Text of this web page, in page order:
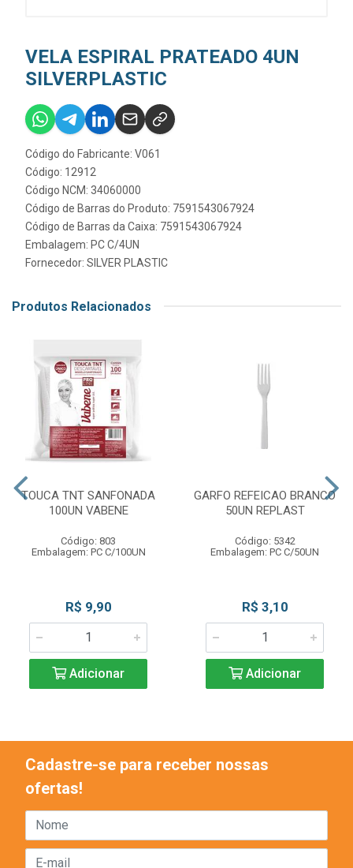
VELA ESPIRAL PRATEADO 4UN
SILVERPLASTIC
Código do Fabricante: V061
Código: 12912
Código NCM: 34060000
Código de Barras do Produto: 7591543067924
Código de Barras da Caixa: 7591543067924
Embalagem: PC C/4UN
Fornecedor: SILVER PLASTIC
Produtos Relacionados
TOUCA TNT SANFONADA
100UN VABENE
Código: 803
Embalagem: PC C/100UN
R$ 9,90
Adicionar
GARFO REFEICAO BRANCO
50UN REPLAST
Código: 5342
Embalagem: PC C/50UN
R$ 3,10
Adicionar
Cadastre-se para receber nossas
ofertas!